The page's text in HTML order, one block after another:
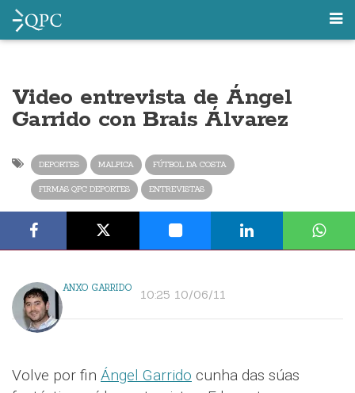
Video entrevista de Ángel
Garrido con Brais Álvarez
DEPORTES MALPICA FÚTBOL DA COSTA
FIRMAS QPC DEPORTES ENTREVISTAS
ANXO GARRIDO 10:25 10/06/11
Volve por fin Ángel Garrido cunha das súas